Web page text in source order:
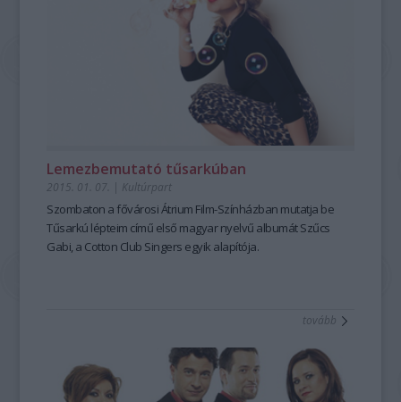
Lemezbemutató tűsarkúban
2015. 01. 07. | Kultúrpart
Szombaton a fővárosiÁtrium Film-Színházban mutatja be
Tűsarkú lépteim című első magyar nyelvű albumátSzűcs
Gabi, a Cotton Club Singers egyik alapítója.
tovább